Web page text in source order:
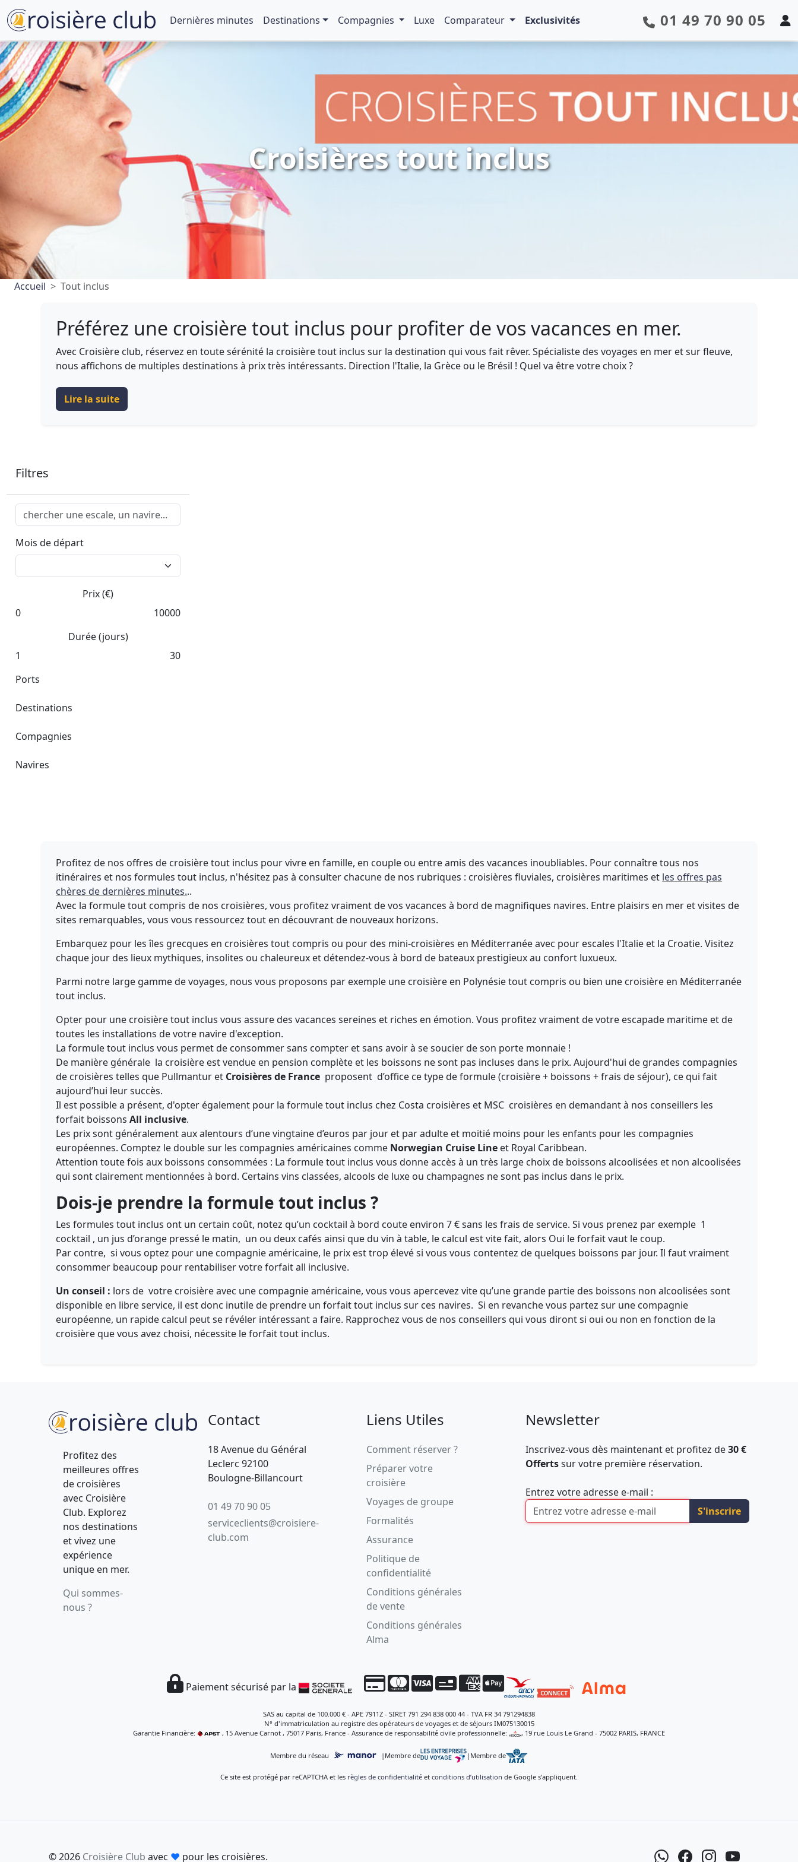
Dernières minutes Destinations Compagnies Luxe Comparateur Exclusivités 01 49 70 90 05
Croisières tout inclus
Accueil Tout inclus
Préférez une croisière tout inclus pour profiter de vos vacances en mer.
Avec Croisière club, réservez en toute sérénité la croisière tout inclus sur la destination qui vous fait rêver. Spécialiste des voyages en mer et sur fleuve,
nous affichons de multiples destinations à prix très intéressants. Direction l'Italie, la Grèce ou le Brésil ! Quel va être votre choix ?
Lire la suite
Filtres
Mois de départ
Prix (€)
0
10000
Durée (jours)
1
30
Ports
Destinations
Compagnies
Navires
Profitez de nos offres de croisière tout inclus pour vivre en famille, en couple ou entre amis des vacances inoubliables. Pour connaître tous nos
itinéraires et nos formules tout inclus, n'hésitez pas à consulter chacune de nos rubriques : croisières fluviales, croisières maritimes et les offres pas
chères de dernières minutes...
Avec la formule tout compris de nos croisières, vous profitez vraiment de vos vacances à bord de magnifiques navires. Entre plaisirs en mer et visites de
sites remarquables, vous vous ressourcez tout en découvrant de nouveaux horizons.
Embarquez pour les îles grecques en croisières tout compris ou pour des mini-croisières en Méditerranée avec pour escales l'Italie et la Croatie. Visitez
chaque jour des lieux mythiques, insolites ou chaleureux et détendez-vous à bord de bateaux prestigieux au confort luxueux.
Parmi notre large gamme de voyages, nous vous proposons par exemple une croisière en Polynésie tout compris ou bien une croisière en Méditerranée
tout inclus.
Opter pour une croisière tout inclus vous assure des vacances sereines et riches en émotion. Vous profitez vraiment de votre escapade maritime et de
toutes les installations de votre navire d'exception.
La formule tout inclus vous permet de consommer sans compter et sans avoir à se soucier de son porte monnaie !
De manière générale la croisière est vendue en pension complète et les boissons ne sont pas incluses dans le prix. Aujourd'hui de grandes compagnies
de croisières telles que Pullmantur et Croisières de France proposent d’office ce type de formule (croisière + boissons + frais de séjour), ce qui fait
aujourd’hui leur succès.
Il est possible a présent, d'opter également pour la formule tout inclus chez Costa croisières et MSC croisières en demandant à nos conseillers les
forfait boissonsAll inclusive.
Les prix sont généralement aux alentours d’une vingtaine d’euros par jour et par adulte et moitié moins pour les enfants pour les compagnies
européennes. Comptez le double sur les compagnies américaines comme Norwegian Cruise Line et Royal Caribbean.
Attention toute fois aux boissons consommées : La formule tout inclus vous donne accès à un très large choix de boissons alcoolisées et non alcoolisées
qui sont clairement mentionnées à bord. Certains vins classées, alcools de luxe ou champagnes ne sont pas inclus dans le prix.
Dois-je prendre la formule tout inclus ?
Les formules tout inclus ont un certain coût, notez qu’un cocktail à bord coute environ 7 € sans les frais de service. Si vous prenez par exemple 1
cocktail , un jus d’orange pressé le matin, un ou deux cafés ainsi que du vin à table, le calcul est vite fait, alors Oui le forfait vaut le coup.
Par contre, si vous optez pour une compagnie américaine, le prix est trop élevé si vous vous contentez de quelques boissons par jour. Il faut vraiment
consommer beaucoup pour rentabiliser votre forfait all inclusive.
Un conseil : lors de votre croisière avec une compagnie américaine, vous vous apercevez vite qu’une grande partie des boissons non alcoolisées sont
disponible en libre service, il est donc inutile de prendre un forfait tout inclus sur ces navires. Si en revanche vous partez sur une compagnie
européenne, un rapide calcul peut se révéler intéressant a faire. Rapprochez vous de nos conseillers qui vous diront si oui ou non en fonction de la
croisière que vous avez choisi, nécessite le forfait tout inclus.
Profitez des
meilleures offres
de croisières
avec Croisière
Club. Explorez
nos destinations
et vivez une
expérience
unique en mer.
Qui sommes-
nous ?
Contact
18 Avenue du Général
Leclerc 92100
Boulogne-Billancourt
01 49 70 90 05
serviceclients@croisiere-
club.com
Liens Utiles
Comment réserver ?
Préparer votre
croisière
Voyages de groupe
Formalités
Assurance
Politique de
confidentialité
Conditions générales
de vente
Conditions générales
Alma
Newsletter
Inscrivez-vous dès maintenant et profitez de30 €
Offertssur votre première réservation.
Entrez votre adresse e-mail :
S'inscrire
Paiement sécurisé par la
SAS au capital de 100.000 € - APE 7911Z - SIRET 791 294 838 000 44 - TVA FR 34 791294838
N° d'immatriculation au registre des opérateurs de voyages et de séjours IM075130015
Garantie Financière:
, 15 Avenue Carnot , 75017 Paris, France - Assurance de responsabilité civile professionnelle: , 19 rue Louis Le Grand - 75002 PARIS, FRANCE
Membre du réseau | Membre de | Membre de
Ce site est protégé par reCAPTCHA et les règles de confidentialité et conditions d’utilisation de Google s’appliquent.
© 2026 Croisière Club avec ♥ pour les croisières.